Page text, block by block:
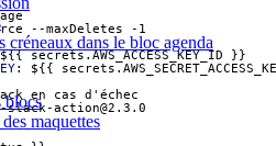
créneaux dans le bloc agenda
blocs
maquettes
--maxDeletes -1
${{ secrets.AWS_ACCESS_KEY_ID }}
:
${{
en cas d'échec
slack-action@2.3.0